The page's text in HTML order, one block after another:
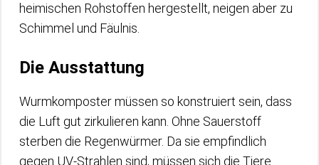
heimischen Rohstoffen hergestellt, neigen aber zu
Schimmel und Fäulnis.
Die Ausstattung
Wurmkomposter müssen so konstruiert sein, dass
die Luft gut zirkulieren kann. Ohne Sauerstoff
sterben die Regenwürmer. Da sie empfindlich
gegen UV-Strahlen sind, müssen sich die Tiere